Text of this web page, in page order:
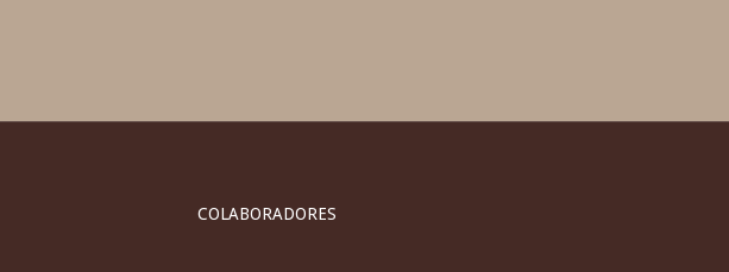
COLABORADORES